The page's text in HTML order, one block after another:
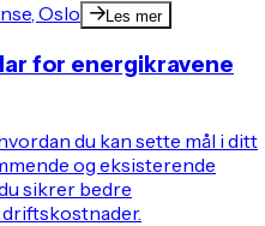
Oslo Les mer
for energikravene
du kan sette mål i ditt
og eksisterende
sikrer bedre